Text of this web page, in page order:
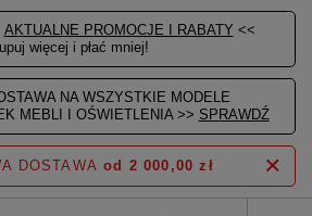
AKTUALNE PROMOCJE I RABATY <<
więcej i płać mniej!
NA WSZYSTKIE MODELE
MEBLI I OŚWIETLENIA >> SPRAWDŹ
DOSTAWA od 2 000,00 zł